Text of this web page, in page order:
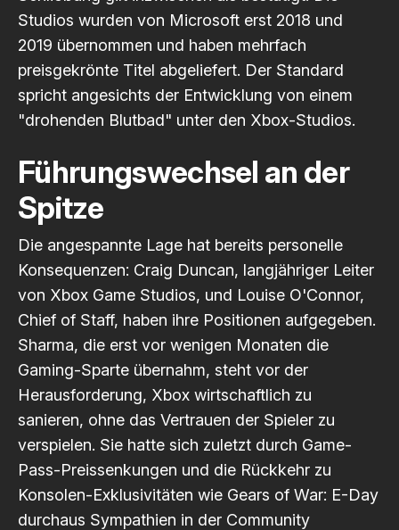
Studios wurden von Microsoft erst 2018 und
2019 übernommen und haben mehrfach
preisgekrönte Titel abgeliefert. Der Standard
spricht angesichts der Entwicklung von einem
"drohenden Blutbad" unter den Xbox-Studios.
Führungswechsel an der
Spitze
Die angespannte Lage hat bereits personelle
Konsequenzen: Craig Duncan, langjähriger Leiter
von Xbox Game Studios, und Louise O'Connor,
Chief of Staff, haben ihre Positionen aufgegeben.
Sharma, die erst vor wenigen Monaten die
Gaming-Sparte übernahm, steht vor der
Herausforderung, Xbox wirtschaftlich zu
sanieren, ohne das Vertrauen der Spieler zu
verspielen. Sie hatte sich zuletzt durch Game-
Pass-Preissenkungen und die Rückkehr zu
Konsolen-Exklusivitäten wie Gears of War: E-Day
durchaus Sympathien in der Community